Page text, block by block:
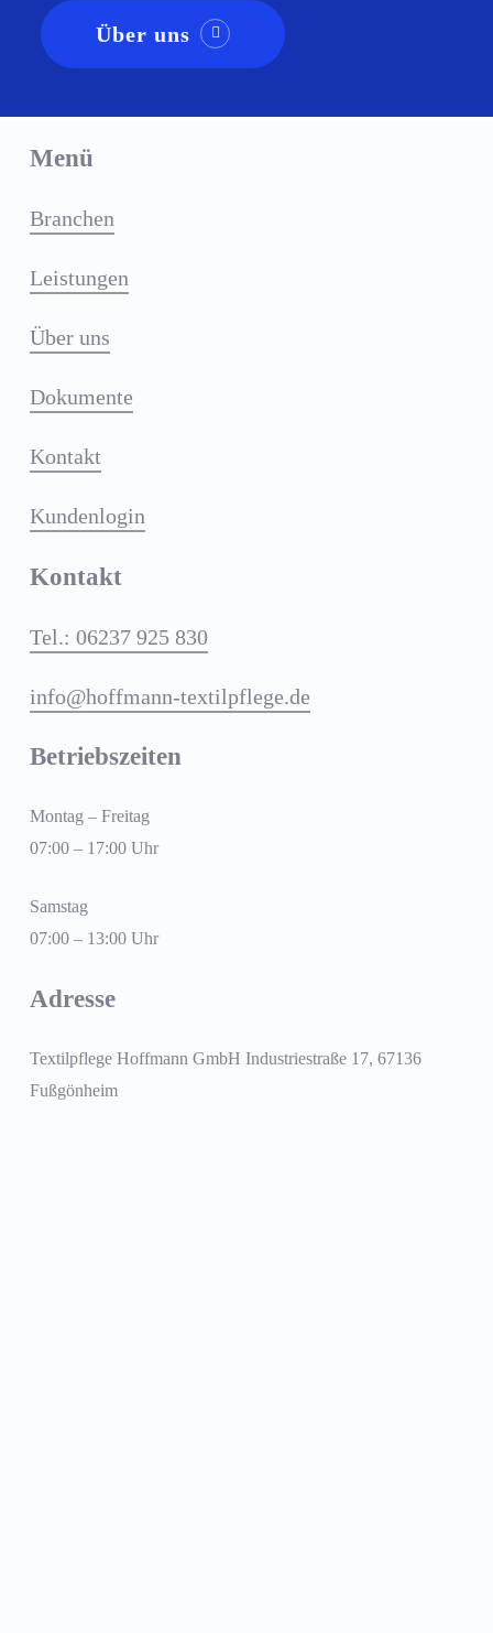
Über uns
Menü
Branchen
Leistungen
Über uns
Dokumente
Kontakt
Kundenlogin
Kontakt
Tel.: 06237 925 830
info@hoffmann-textilpflege.de
Betriebszeiten
Montag – Freitag
07:00 – 17:00 Uhr
Samstag
07:00 – 13:00 Uhr
Adresse
Textilpflege Hoffmann GmbH Industriestraße 17, 67136
Fußgönheim